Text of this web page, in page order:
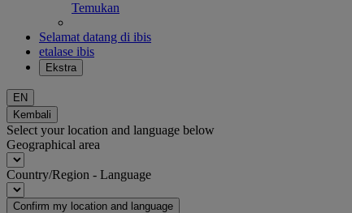
Temukan
Selamat datang di ibis
etalase ibis
Ekstra
EN
Kembali
Select your location and language below
Geographical area
Country/Region - Language
Confirm my location and language